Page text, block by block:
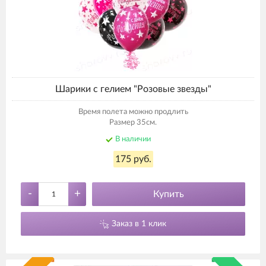
Шарики с гелием "Розовые звезды"
Время полета можно продлить
Размер 35см.
В наличии
175 руб.
- + Купить
Заказ в 1 клик